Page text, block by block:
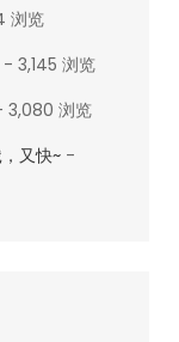
浏览
- 3,145 浏览
3,080 浏览
又快~ -